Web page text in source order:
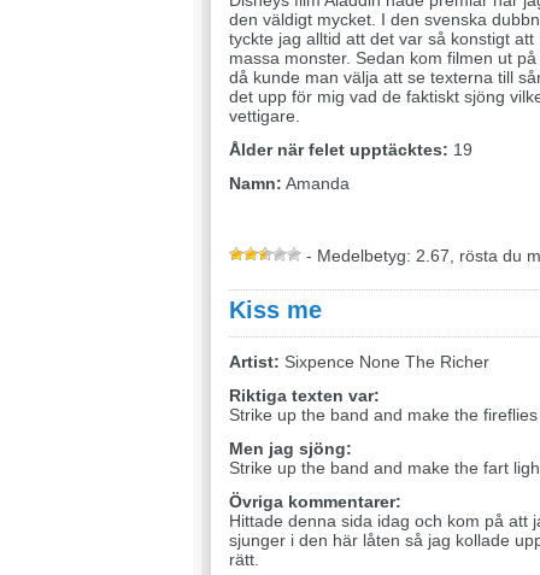
den väldigt mycket. I den svenska
tyckte jag alltid att det var så konstigt
massa monster. Sedan kom filmen ut
då kunde man välja att se texterna till
det upp för mig vad de faktiskt sjöng
vettigare.
Ålder när felet upptäcktes: 19
Namn: Amanda
- Medelbetyg: 2.67, rösta du
Kiss me
Artist: Sixpence None The Richer
Riktiga texten var:
Strike up the band and make the
Men jag sjöng:
Strike up the band and make the fart
Övriga kommentarer:
Hittade denna sida idag och kom på att
sjunger i den här låten så jag kollade
rätt.